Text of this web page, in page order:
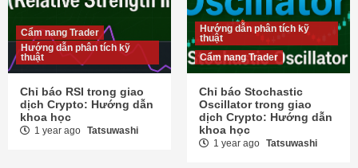
Cẩm nang Trader
Hướng dẫn phân tích kỹ
thuật
Chỉ báo RSI trong giao
dịch Crypto: Hướng dẫn
khoa học
1 year ago Tatsuwashi
Hướng dẫn phân tích kỹ
thuật
Cẩm nang Trader
Chỉ báo Stochastic
Oscillator trong giao
dịch Crypto: Hướng dẫn
khoa học
1 year ago Tatsuwashi